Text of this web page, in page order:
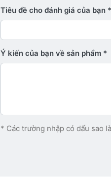
Tiêu đề cho đánh giá của bạn
Ý kiến ​​của bạn về sản phẩm
* Các trường nhập có dấu sao